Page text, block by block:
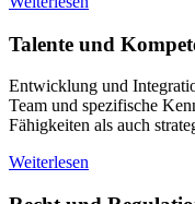
Talente und
Entwicklung und
Team und spezifische
Fähigkeiten als auch
Weiterlesen